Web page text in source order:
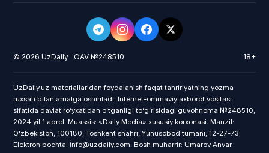
© 2026 UzDaily · OAV №248510 18+
UzDaily.uz materiallaridan foydalanish faqat tahririyatning yozma
ruxsati bilan amalga oshiriladi. Internet-ommaviy axborot vositasi
sifatida davlat roʻyxatidan oʻtganligi toʻgʻrisidagi guvohnoma №248510,
2024 yil 1 aprel. Muassis: «Daily Media» xususiy korxonasi. Manzil:
Oʻzbekiston, 100180, Toshkent shahri, Yunusobod tumani, 12-27-73.
Elektron pochta: info@uzdaily.com. Bosh muharrir: Umarov Anvar